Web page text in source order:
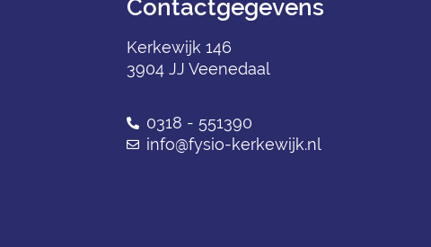
Contactgegevens
Kerkewijk 146
3904 JJ Veenedaal
0318 - 551390
info@fysio-kerkewijk.nl